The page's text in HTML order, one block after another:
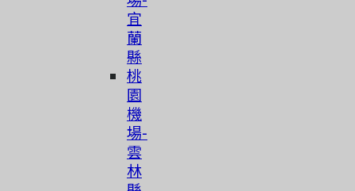
宜
蘭
縣
桃
園
機
場-
雲
林